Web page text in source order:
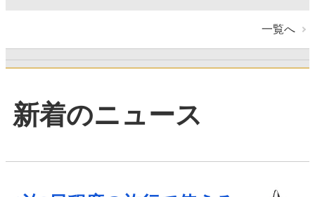
一覧へ
新着のニュース